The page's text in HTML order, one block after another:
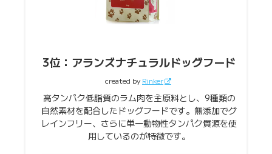
3位：アランズナチュラルドッグフード
created by Rinker
高タンパク低脂質のラム肉を主原料とし、9種類の
自然素材を配合したドッグフードです。無添加でグ
レインフリー、さらに単一動物性タンパク質源を使
用しているのが特徴です。